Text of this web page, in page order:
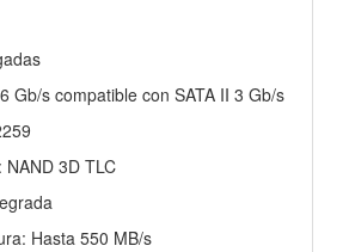
Gb/s compatible con SATA II 3 Gb/s
3D TLC
Hasta 550 MB/s